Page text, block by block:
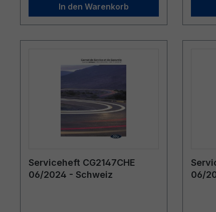
In den Warenkorb
Serviceheft CG2147CHE
06/2024 - Schweiz
06/